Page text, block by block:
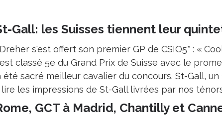
Gall: les Suisses tiennent leur
s'est offert son premier GP de CSIO5* : «
classé 5e du Grand Prix de Suisse avec le
sacré meilleur cavalier du concours. St-Gall, un
lire les impressions de St-Gall livrées par nos
GCT à Madrid, Chantilly et